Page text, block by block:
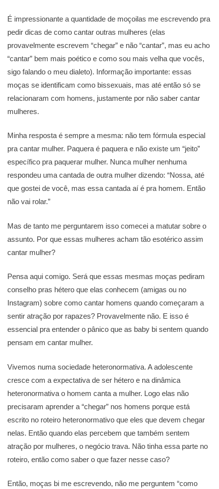
É impressionante a quantidade de moçoilas me escrevendo pra
pedir dicas de como cantar outras mulheres (elas
provavelmente escrevem “chegar” e não “cantar”, mas eu acho
“cantar” bem mais poético e como sou mais velha que vocês,
sigo falando o meu dialeto). Informação importante: essas
moças se identificam como bissexuais, mas até então só se
relacionaram com homens, justamente por não saber cantar
mulheres.
Minha resposta é sempre a mesma: não tem fórmula especial
pra cantar mulher. Paquera é paquera e não existe um “jeito”
específico pra paquerar mulher. Nunca mulher nenhuma
respondeu uma cantada de outra mulher dizendo: “Nossa, até
que gostei de você, mas essa cantada aí é pra homem. Então
não vai rolar.”
Mas de tanto me perguntarem isso comecei a matutar sobre o
assunto. Por que essas mulheres acham tão esotérico assim
cantar mulher?
Pensa aqui comigo. Será que essas mesmas moças pediram
conselho pras hétero que elas conhecem (amigas ou no
Instagram) sobre como cantar homens quando começaram a
sentir atração por rapazes? Provavelmente não. E isso é
essencial pra entender o pânico que as baby bi sentem quando
pensam em cantar mulher.
Vivemos numa sociedade heteronormativa. A adolescente
cresce com a expectativa de ser hétero e na dinâmica
heteronormativa o homem canta a mulher. Logo elas não
precisaram aprender a “chegar” nos homens porque está
escrito no roteiro heteronormativo que eles que devem chegar
nelas. Então quando elas percebem que também sentem
atração por mulheres, o negócio trava. Não tinha essa parte no
roteiro, então como saber o que fazer nesse caso?
Então, moças bi me escrevendo, não me perguntem “como